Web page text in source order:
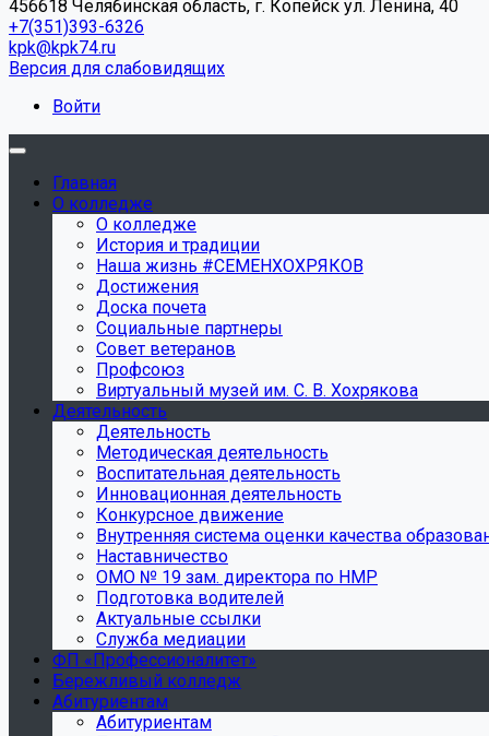
456618 Челябинская область, г. Копейск ул. Ленина, 40
+7(351)393-6326
kpk@kpk74.ru
Версия для слабовидящих
Войти
Главная
О колледже
О колледже
История и традиции
Наша жизнь #СЕМЕНХОХРЯКОВ
Достижения
Доска почета
Социальные партнеры
Совет ветеранов
Профсоюз
Виртуальный музей им. С. В. Хохрякова
Деятельность
Деятельность
Методическая деятельность
Воспитательная деятельность
Инновационная деятельность
Конкурсное движение
Внутренняя система оценки качества
Наставничество
ОМО № 19 зам. директора по НМР
Подготовка водителей
Актуальные ссылки
Служба медиации
ФП «Профессионалитет»
Бережливый колледж
Абитуриентам
Абитуриентам